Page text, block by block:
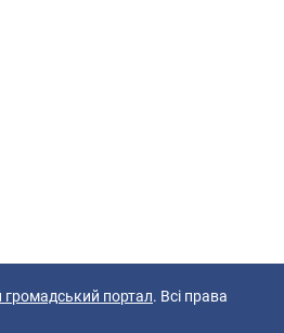
портал. Всі права